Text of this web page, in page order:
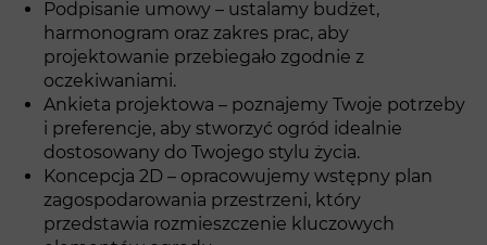
Podpisanie umowy – ustalamy budżet,
harmonogram oraz zakres prac, aby
projektowanie przebiegało zgodnie z
oczekiwaniami.
Ankieta projektowa – poznajemy Twoje potrzeby
i preferencje, aby stworzyć ogród idealnie
dostosowany do Twojego stylu życia.
Koncepcja 2D – opracowujemy wstępny plan
zagospodarowania przestrzeni, który
przedstawia rozmieszczenie kluczowych